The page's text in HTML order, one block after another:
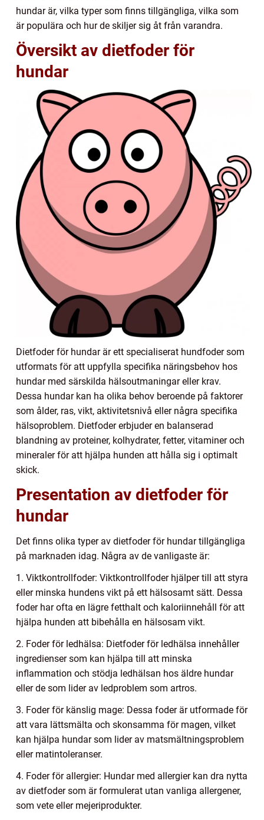
hundar är, vilka typer som finns tillgängliga, vilka som
är populära och hur de skiljer sig åt från varandra.
Översikt av dietfoder för
hundar
Dietfoder för hundar är ett specialiserat hundfoder som
utformats för att uppfylla specifika näringsbehov hos
hundar med särskilda hälsoutmaningar eller krav.
Dessa hundar kan ha olika behov beroende på faktorer
som ålder, ras, vikt, aktivitetsnivå eller några specifika
hälsoproblem. Dietfoder erbjuder en balanserad
blandning av proteiner, kolhydrater, fetter, vitaminer och
mineraler för att hjälpa hunden att hålla sig i optimalt
skick.
Presentation av dietfoder för
hundar
Det finns olika typer av dietfoder för hundar tillgängliga
på marknaden idag. Några av de vanligaste är:
1. Viktkontrollfoder: Viktkontrollfoder hjälper till att styra
eller minska hundens vikt på ett hälsosamt sätt. Dessa
foder har ofta en lägre fetthalt och kaloriinnehåll för att
hjälpa hunden att bibehålla en hälsosam vikt.
2. Foder för ledhälsa: Dietfoder för ledhälsa innehåller
ingredienser som kan hjälpa till att minska
inflammation och stödja ledhälsan hos äldre hundar
eller de som lider av ledproblem som artros.
3. Foder för känslig mage: Dessa foder är utformade för
att vara lättsmälta och skonsamma för magen, vilket
kan hjälpa hundar som lider av matsmältningsproblem
eller matintoleranser.
4. Foder för allergier: Hundar med allergier kan dra nytta
av dietfoder som är formulerat utan vanliga allergener,
som vete eller mejeriprodukter.